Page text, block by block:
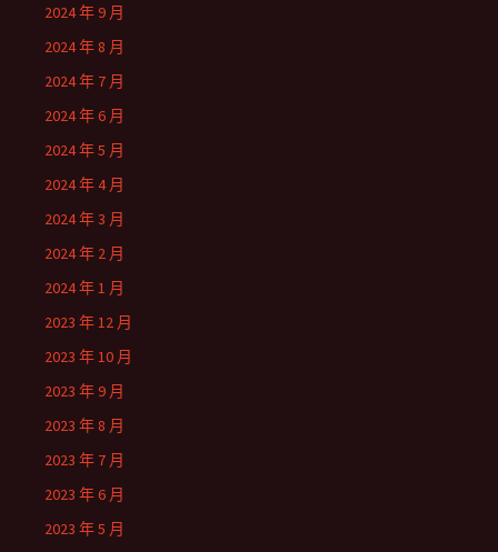
2024 年 9 月
2024 年 8 月
2024 年 7 月
2024 年 6 月
2024 年 5 月
2024 年 4 月
2024 年 3 月
2024 年 2 月
2024 年 1 月
2023 年 12 月
2023 年 10 月
2023 年 9 月
2023 年 8 月
2023 年 7 月
2023 年 6 月
2023 年 5 月